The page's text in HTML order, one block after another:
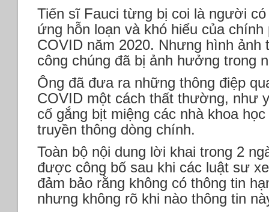
Tiến sĩ Fauci từng bị coi là người
ứng hỗn loạn và khó hiểu của
COVID năm 2020. Nhưng hình
công chúng đã bị ảnh hưởng trong
Ông đã đưa ra những thông điệp
COVID một cách thất thường, như
cố gắng bịt miệng các nhà khoa
truyền thông dòng chính.
Toàn bộ nội dung lời khai trong 2
được công bố sau khi các luật sư
đảm bảo rằng không có thông tin
nhưng không rõ khi nào thông tin